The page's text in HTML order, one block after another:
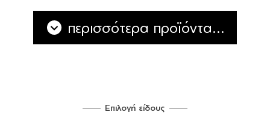
περισσότερα προϊόντα...
Επιλογή είδους